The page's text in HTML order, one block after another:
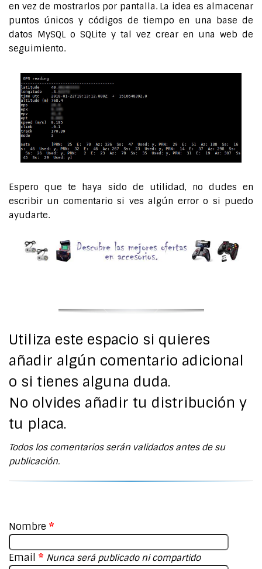
en vez de mostrarlos por pantalla. La idea es almacenar
puntos únicos y códigos de tiempo en una base de
datos MySQL o SQLite y tal vez crear en una web de
seguimiento.
Espero que te haya sido de utilidad, no dudes en
escribir un comentario si ves algún error o si puedo
ayudarte.
Utiliza este espacio si quieres
añadir algún comentario adicional
o si tienes alguna duda.
No olvides añadir tu distribución y
tu placa.
Todos los comentarios serán validados antes de su
publicación.
Nombre *
Email * Nunca será publicado ni compartido